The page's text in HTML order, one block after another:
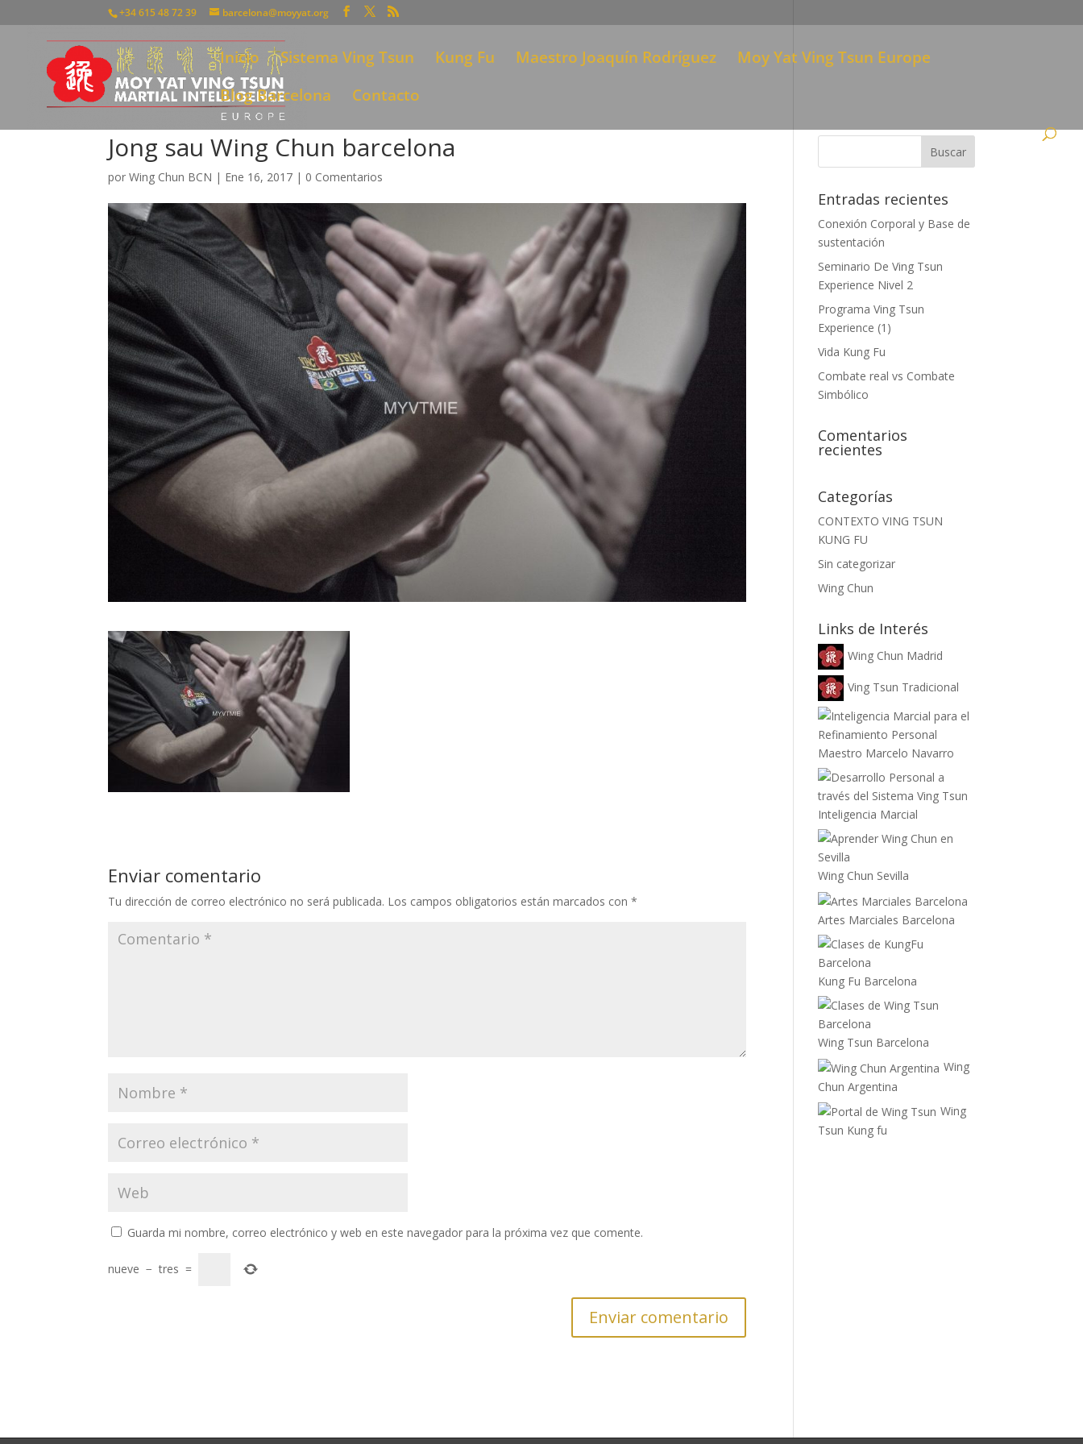
+34 615 48 72 39 barcelona@moyyat.org
Inicio Sistema Ving Tsun Kung Fu Maestro Joaquín Rodríguez
Moy Yat Ving Tsun Europe
Blog Barcelona
Contacto
Jong sau Wing Chun barcelona
porWing Chun BCN | Ene 16, 2017 | 0 Comentarios
Enviar comentario
Tu dirección de correo electrónico no será publicada. Los campos obligatorios están marcados con*
Guarda mi nombre, correo electrónico y web en este navegador para la próxima vez que comente.
nueve − tres =
Entradas recientes
Conexión Corporal y Base de
sustentación
Seminario De Ving Tsun
Experience Nivel 2
Programa Ving Tsun
Experience (1)
Vida Kung Fu
Combate real vs Combate
Simbólico
Comentarios
recientes
Categorías
CONTEXTO VING TSUN
KUNG FU
Sin categorizar
Wing Chun
Links de Interés
Wing Chun Madrid
Ving Tsun Tradicional
Maestro Marcelo Navarro
Inteligencia Marcial
Wing Chun Sevilla
Artes Marciales Barcelona
Kung Fu Barcelona
Wing Tsun Barcelona
Wing
Chun Argentina
Wing
Tsun Kung fu